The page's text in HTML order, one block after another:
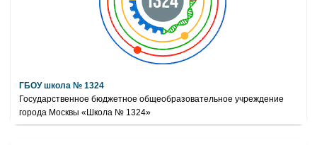
ГБОУ школа № 1324
Государственное бюджетное общеобразовательное учреждение
города Москвы «Школа № 1324»